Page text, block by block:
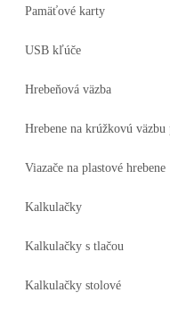
Pamäťové karty
USB kľúče
Hrebeňová väzba
Hrebene na krúžkovú väzbu
Viazače na plastové hrebene
Kalkulačky
Kalkulačky s tlačou
Kalkulačky stolové